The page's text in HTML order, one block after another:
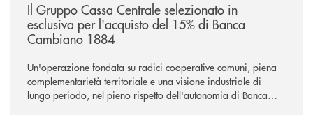
Il Gruppo Cassa Centrale selezionato in
esclusiva per l'acquisto del 15% di Banca
Cambiano 1884
Un'operazione fondata su radici cooperative comuni, piena
complementarietà territoriale e una visione industriale di
lungo periodo, nel pieno rispetto dell'autonomia di Banca